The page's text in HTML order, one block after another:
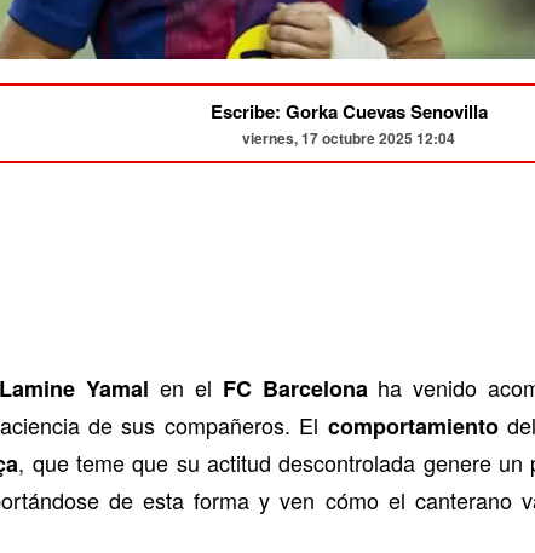
Escribe: Gorka Cuevas Senovilla
viernes, 17 octubre 2025 12:04
Lamine Yamal en el FC Barcelona ha venido
de sus compañeros. El comportamiento
, que teme que su actitud descontrolada genere
de esta forma y ven cómo el canterano